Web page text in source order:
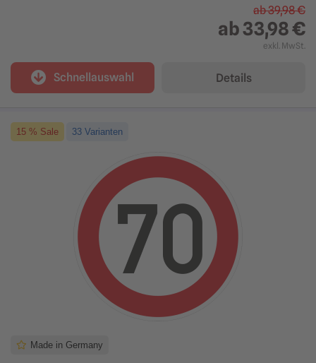
ab39,98 €
ab33,98 €
exkl. MwSt.
Schnellauswahl Details
15 % Sale 33 Varianten
Made in Germany